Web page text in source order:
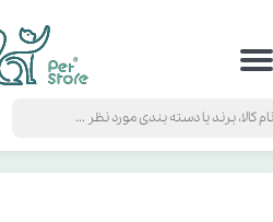
حساب کاربری من
سفارشات